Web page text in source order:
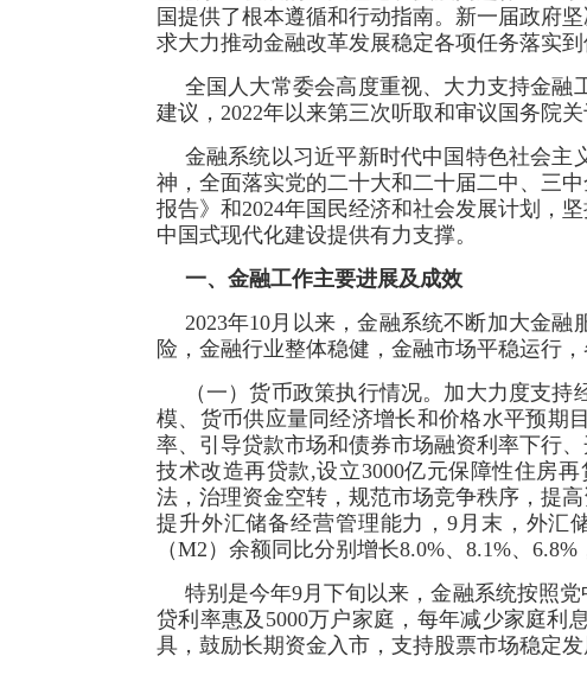
国提供了根本遵循和行动指南。新一届政府
求大力推动金融改革发展稳定各项任务落实
全国人大常委会高度重视、大力支持金融
建议，2022年以来第三次听取和审议国务院
金融系统以习近平新时代中国特色社会主
神，全面落实党的二十大和二十届二中、三
报告》和2024年国民经济和社会发展计划，
中国式现代化建设提供有力支撑。
一、金融工作主要进展及成效
2023年10月以来，金融系统不断加大金
险，金融行业整体稳健，金融市场平稳运行，
（一）货币政策执行情况。加大力度支
模、货币供应量同经济增长和价格水平预期
率、引导贷款市场和债券市场融资利率下行
技术改造再贷款,设立3000亿元保障性住房
法，治理资金空转，规范市场竞争秩序，提
提升外汇储备经营管理能力，9月末，外汇
（M2）余额同比分别增长8.0%、8.1%、
特别是今年9月下旬以来，金融系统按照
贷利率惠及5000万户家庭，每年减少家庭利
具，鼓励长期资金入市，支持股票市场稳定